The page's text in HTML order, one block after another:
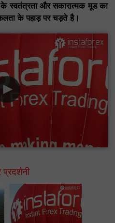
के स्वतंत्रता और सकारात्मक मूड का
के पहाड़ पर चड़ते है।